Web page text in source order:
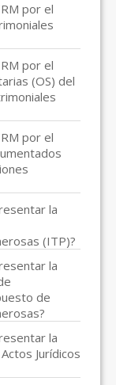
por el
por el
(OS) del
por el
la
(ITP)?
la
de
la
Jurídicos